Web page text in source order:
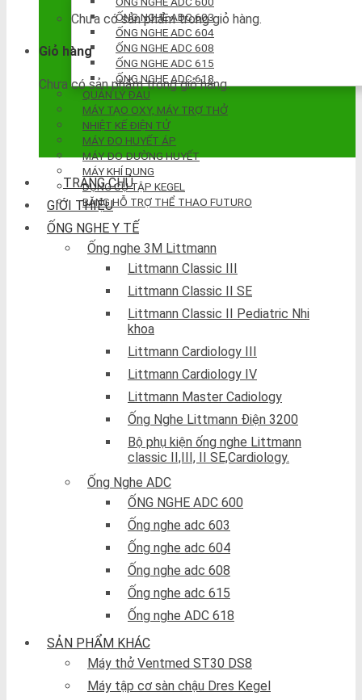
Chưa có sản phẩm trong giỏ hàng.
Giỏ hàng
Chưa có sản phẩm trong giỏ hàng.
ỐNG NGHE ADC 603
ỐNG NGHE ADC 604
ỐNG NGHE ADC 608
ỐNG NGHE ADC 615
ỐNG NGHE ADC 618
QUẢN LÝ ĐAU
MÁY TẠO OXY, MÁY TRỢ THỞ
NHIỆT KẾ ĐIỆN TỬ
MÁY ĐO HUYẾT ÁP
MÁY ĐO ĐƯỜNG HUYẾT
MÁY KHÍ DUNG
DỤNG CỤ TẬP KEGEL
BĂNG HỖ TRỢ THỂ THAO FUTURO
TRANG CHỦ
GIỚI THIỆU
ỐNG NGHE Y TẾ
Ống nghe 3M Littmann
Littmann Classic III
Littmann Classic II SE
Littmann Classic II Pediatric Nhi
khoa
Littmann Cardiology III
Littmann Cardiology IV
Littmann Master Cadiology
Ống Nghe Littmann Điện 3200
Bộ phụ kiện ống nghe Littmann
classic II,III, II SE,Cardiology.
Ống Nghe ADC
ỐNG NGHE ADC 600
Ống nghe adc 603
Ống nghe adc 604
Ống nghe adc 608
Ống nghe adc 615
Ống nghe ADC 618
SẢN PHẨM KHÁC
Máy thở Ventmed ST30 DS8
Máy tập cơ sàn chậu Dres Kegel